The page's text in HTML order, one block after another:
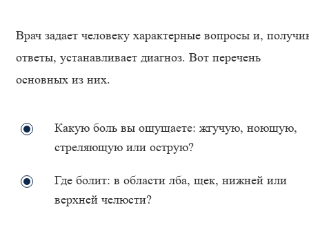
Врач задает человеку характерные вопросы и,
ответы, устанавливает диагноз. Вот перечень
основных из них.
Какую боль вы ощущаете: жгучую, ноющую,
стреляющую или острую?
Где болит: в области лба, щек, нижней или
верхней челюсти?